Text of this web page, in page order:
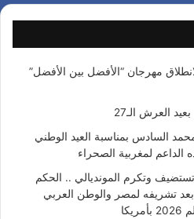
ن
مهرجان “الأفضل بين الأفضل”
العرش الـ27
السادس بمناسبة العيد الوطني
الداعم لمغربية الصحراء
وتكرم المونديالي .. الحكم
تشريفه لمصر والوطن العربي